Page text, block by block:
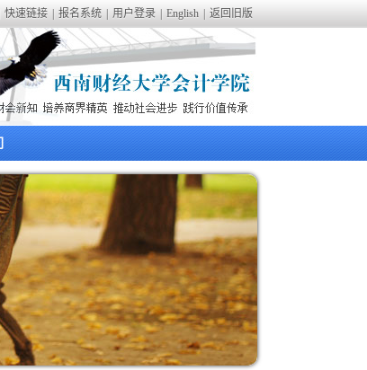
快速链接 报名系统 用户登录 English 返回旧版